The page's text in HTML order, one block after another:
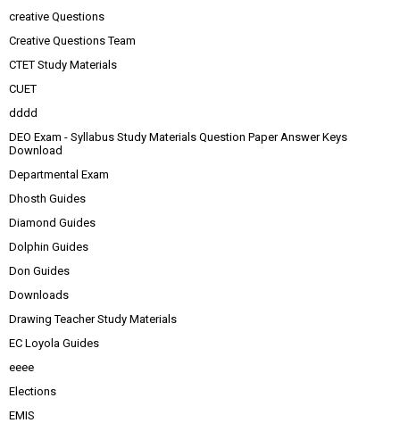
creative Questions
Creative Questions Team
CTET Study Materials
CUET
dddd
DEO Exam - Syllabus Study Materials Question Paper Answer Keys
Download
Departmental Exam
Dhosth Guides
Diamond Guides
Dolphin Guides
Don Guides
Downloads
Drawing Teacher Study Materials
EC Loyola Guides
eeee
Elections
EMIS